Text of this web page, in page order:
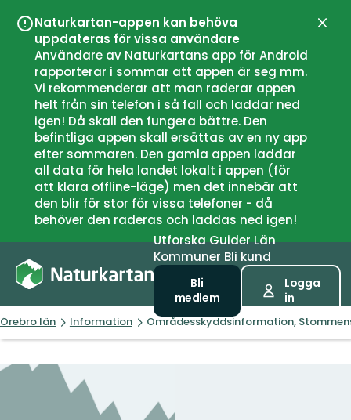
Naturkartan-appen kan behöva
uppdateras för vissa användare
Användare av Naturkartans app för Android
rapporterar i sommar att appen är seg mm.
Vi rekommenderar att man raderar appen
helt från sin telefon i så fall och laddar ned
igen! Då skall den fungera bättre. Den
befintliga appen skall ersättas av en ny app
efter sommaren. Den gamla appen laddar
all data för hela landet lokalt i appen (för
att klara offline-läge) men det innebär att
den blir för stor för vissa telefoner - då
behöver den raderas och laddas ned igen!
UtforskaGuiderLän
Kommuner Bli kund
Bli
medlem
Logga
in
Örebro län Information Områdesskyddsinformation,